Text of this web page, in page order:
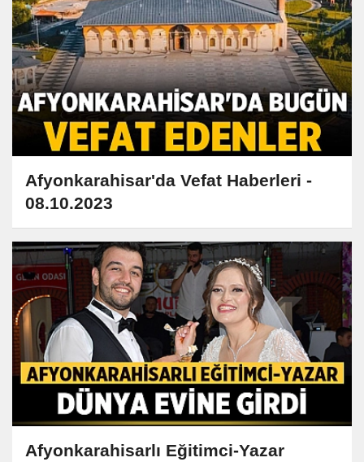
Afyonkarahisar'da Vefat Haberleri -
08.10.2023
Afyonkarahisarlı Eğitimci-Yazar